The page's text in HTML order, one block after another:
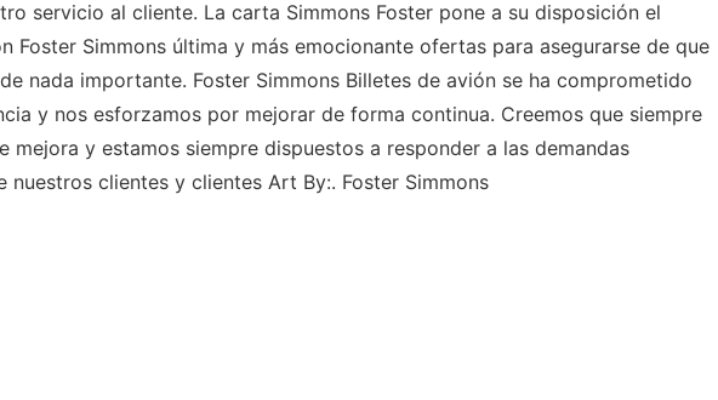
servicio al cliente. La carta Simmons Foster pone a su disposición el
Foster Simmons última y más emocionante ofertas para asegurarse de que
nada importante. Foster Simmons Billetes de avión se ha comprometido
y nos esforzamos por mejorar de forma continua. Creemos que siempre
mejora y estamos siempre dispuestos a responder a las demandas
nuestros clientes y clientes Art By:. Foster Simmons